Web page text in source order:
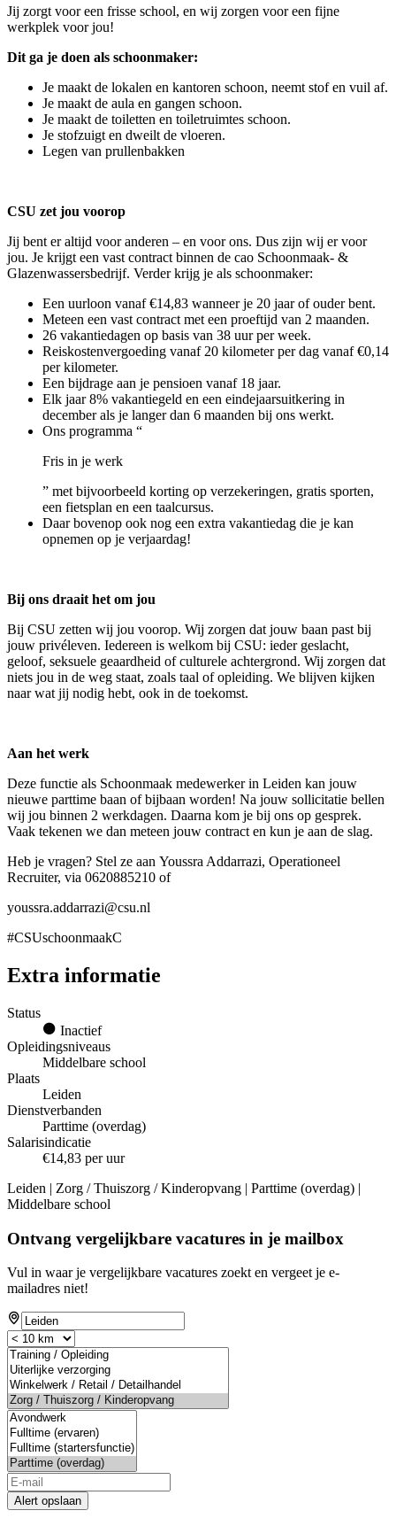
Jij zorgt voor een frisse school, en wij zorgen voor een fijne
werkplek voor jou!
Dit ga je doen als schoonmaker:
Je maakt de lokalen en kantoren schoon, neemt stof en vuil af.
Je maakt de aula en gangen schoon.
Je maakt de toiletten en toiletruimtes schoon.
Je stofzuigt en dweilt de vloeren.
Legen van prullenbakken
CSU zet jou voorop
Jij bent er altijd voor anderen – en voor ons. Dus zijn wij er voor
jou. Je krijgt een vast contract binnen de cao Schoonmaak- &
Glazenwassersbedrijf. Verder krijg je als schoonmaker:
Een uurloon vanaf €14,83 wanneer je 20 jaar of ouder bent.
Meteen een vast contract met een proeftijd van 2 maanden.
26 vakantiedagen op basis van 38 uur per week.
Reiskostenvergoeding vanaf 20 kilometer per dag vanaf €0,14
per kilometer.
Een bijdrage aan je pensioen vanaf 18 jaar.
Elk jaar 8% vakantiegeld en een eindejaarsuitkering in
december als je langer dan 6 maanden bij ons werkt.
Ons programma “
Fris in je werk
” met bijvoorbeeld korting op verzekeringen, gratis sporten,
een fietsplan en een taalcursus.
Daar bovenop ook nog een extra vakantiedag die je kan
opnemen op je verjaardag!
Bij ons draait het om jou
Bij CSU zetten wij jou voorop. Wij zorgen dat jouw baan past bij
jouw privéleven. Iedereen is welkom bij CSU: ieder geslacht,
geloof, seksuele geaardheid of culturele achtergrond. Wij zorgen dat
niets jou in de weg staat, zoals taal of opleiding. We blijven kijken
naar wat jij nodig hebt, ook in de toekomst.
Aan het werk
Deze functie als Schoonmaak medewerker in Leiden kan jouw
nieuwe parttime baan of bijbaan worden! Na jouw sollicitatie bellen
wij jou binnen 2 werkdagen. Daarna kom je bij ons op gesprek.
Vaak tekenen we dan meteen jouw contract en kun je aan de slag.
Heb je vragen? Stel ze aan Youssra Addarrazi, Operationeel
Recruiter, via 0620885210 of
youssra.addarrazi@csu.nl
#CSUschoonmaakC
Extra informatie
Status
Inactief
Opleidingsniveaus
Middelbare school
Plaats
Leiden
Dienstverbanden
Parttime (overdag)
Salarisindicatie
€14,83 per uur
Leiden | Zorg / Thuiszorg / Kinderopvang | Parttime (overdag) |
Middelbare school
Ontvang vergelijkbare vacatures in je mailbox
Vul in waar je vergelijkbare vacatures zoekt en vergeet je e-
mailadres niet!
Alert opslaan